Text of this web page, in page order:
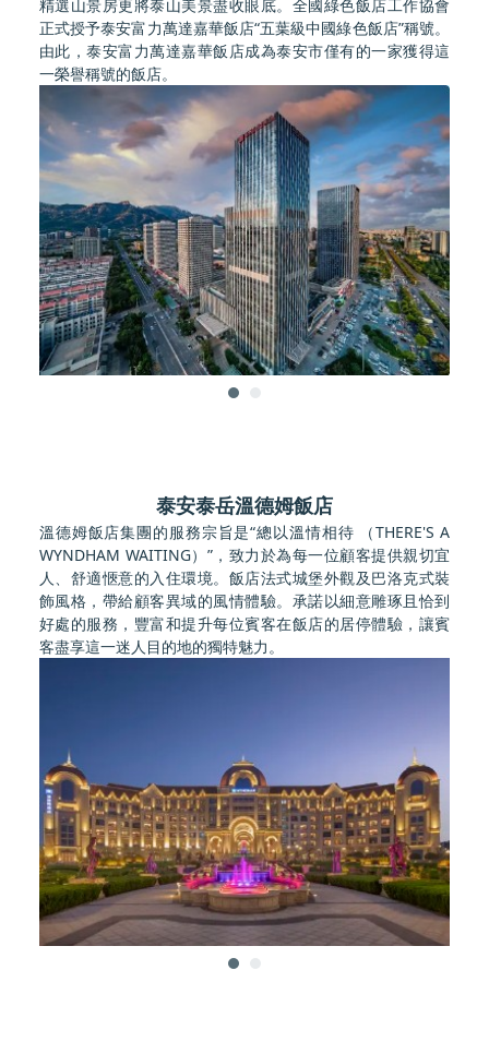
精選山景房更將泰山美景盡收眼底。全國綠色飯店工作協會
正式授予泰安富力萬達嘉華飯店“五葉級中國綠色飯店”稱號。
由此，泰安富力萬達嘉華飯店成為泰安市僅有的一家獲得這
一榮譽稱號的飯店。
泰安泰岳溫德姆飯店
溫德姆飯店集團的服務宗旨是“總以溫情相待 （THERE'S A
WYNDHAM WAITING）”，致力於為每一位顧客提供親切宜
人、舒適愜意的入住環境。飯店法式城堡外觀及巴洛克式裝
飾風格，帶給顧客異域的風情體驗。承諾以細意雕琢且恰到
好處的服務，豐富和提升每位賓客在飯店的居停體驗，讓賓
客盡享這一迷人目的地的獨特魅力。